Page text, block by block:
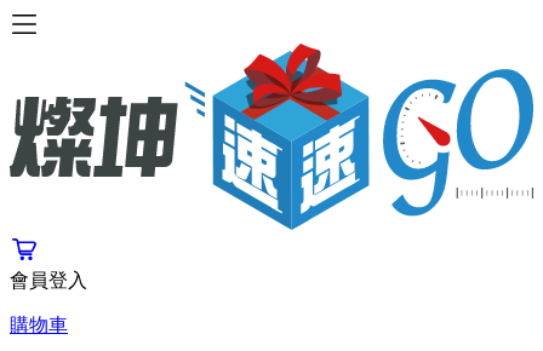
會員登入
購物車